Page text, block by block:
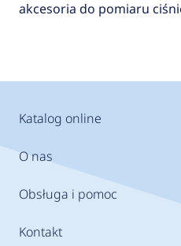
akcesoria do pomiaru
Katalog online
O nas
Obsługa i pomoc
Kontakt